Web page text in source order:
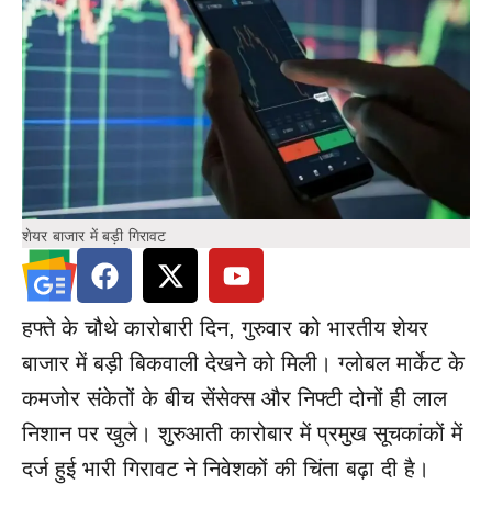
शेयर बाजार में बड़ी गिरावट
हफ्ते के चौथे कारोबारी दिन, गुरुवार को भारतीय शेयर
बाजार में बड़ी बिकवाली देखने को मिली। ग्लोबल मार्केट के
कमजोर संकेतों के बीच सेंसेक्स और निफ्टी दोनों ही लाल
निशान पर खुले। शुरुआती कारोबार में प्रमुख सूचकांकों में
दर्ज हुई भारी गिरावट ने निवेशकों की चिंता बढ़ा दी है।